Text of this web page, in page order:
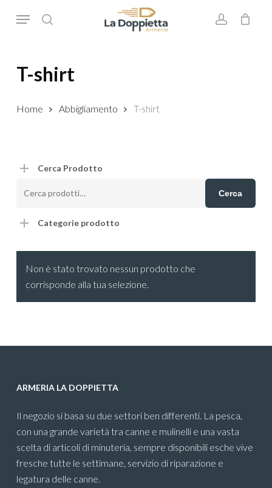
search account
Menu
T-shirt
Home Abbigliamento T-shirt
Cerca Prodotto
Cerca
Categorie prodotto
Non è stato trovato nessun prodotto che
corrisponde alla tua selezione.
ARMERIA LA DOPPIETTA
Il negozio si basa su due settori ben differenti. La pesca,
con una grande varietà tra canne e mulinelli e una vasta
scelta di articoli di minuteria, sempre disponibili esche vive
fresche tutte le settimane, servizio di riparazione e
legatura delle canne.